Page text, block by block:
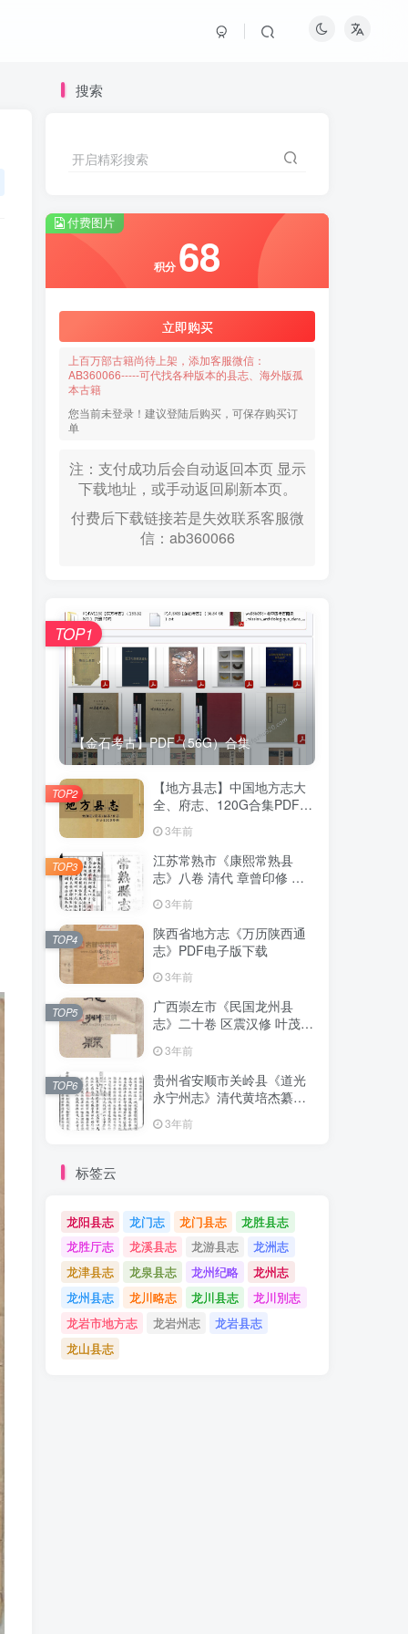
搜索
开启精彩搜索
付费图片
积分 68
立即购买
上百万部古籍尚待上架，添加客服微信：
AB360066-----可代找各种版本的县志、海外版孤
本古籍
您当前未登录！建议登陆后购买，可保存购买订
单
注：支付成功后会自动返回本页 显示
下载地址，或手动返回刷新本页。
付费后下载链接若是失效联系客服微
信：ab360066
【金石考古】PDF（56G）合集
TOP1
【地方县志】中国地方志大
全、府志、120G合集PDF高
清下载
3年前
TOP2
江苏常熟市《康熙常熟县
志》八卷 清代 章曾印修 曾
倬纂PDF影印本高清电子版
下载3年前
TOP3
陕西省地方志《万历陕西通
志》PDF电子版下载
3年前
TOP4
广西崇左市《民国龙州县
志》二十卷 区震汉修 叶茂基
载3年前
TOP5
贵州省安顺市关岭县《道光
永宁州志》清代黄培杰纂修
3年前
TOP6
标签云
龙阳县志 龙门志 龙门县志
龙胜县志
龙胜厅志
龙溪县志 龙游县志
龙洲志
龙津县志
龙泉县志 龙州纪略
龙州志
龙州县志
龙川略志 龙川县志
龙川別志
龙岩市地方志
龙岩州志
龙岩县志
龙山县志